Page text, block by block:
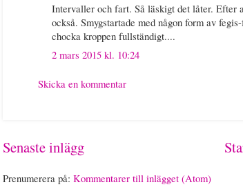
Intervaller och fart. Så läskigt det låter. Efter
också. Smygstartade med någon form av
chocka kroppen fullständigt....
2 mars 2015 kl. 10:24
Skicka en kommentar
Senaste inlägg
Prenumerera på: Kommentarer till inlägget (Atom)